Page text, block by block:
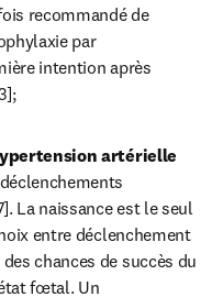
recommandé de
par
intention après
artérielle
déclenchements
La naissance est le seul
entre déclenchement
chances de succès du
fœtal. Un